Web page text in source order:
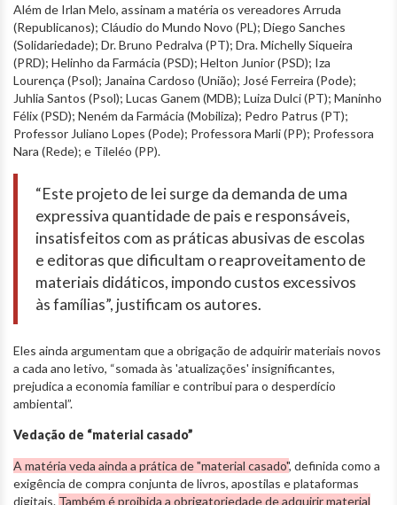
Além de Irlan Melo, assinam a matéria os vereadores Arruda
(Republicanos); Cláudio do Mundo Novo (PL); Diego Sanches
(Solidariedade); Dr. Bruno Pedralva (PT); Dra. Michelly Siqueira
(PRD); Helinho da Farmácia (PSD); Helton Junior (PSD); Iza
Lourença (Psol); Janaina Cardoso (União); José Ferreira (Pode);
Juhlia Santos (Psol); Lucas Ganem (MDB); Luiza Dulci (PT); Maninho
Félix (PSD); Neném da Farmácia (Mobiliza); Pedro Patrus (PT);
Professor Juliano Lopes (Pode); Professora Marli (PP); Professora
Nara (Rede); e Tileléo (PP).
“Este projeto de lei surge da demanda de uma
expressiva quantidade de pais e responsáveis,
insatisfeitos com as práticas abusivas de escolas
e editoras que dificultam o reaproveitamento de
materiais didáticos, impondo custos excessivos
às famílias”, justificam os autores.
Eles ainda argumentam que a obrigação de adquirir materiais novos
a cada ano letivo, “somada às 'atualizações' insignificantes,
prejudica a economia familiar e contribui para o desperdício
ambiental”.
Vedação de “material casado”
A matéria veda ainda a prática de "material casado", definida como a
exigência de compra conjunta de livros, apostilas e plataformas
digitais. Também é proibida a obrigatoriedade de adquirir material